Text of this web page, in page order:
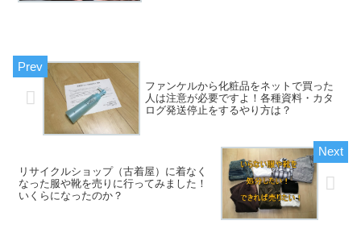
ファンケルから化粧品をネットで買った
人は注意が必要ですよ！各種資料・カタ
ログ発送停止をするやり方は？
リサイクルショップ（古着屋）に着なく
なった服や靴を売りに行ってみました！
いくらになったのか？